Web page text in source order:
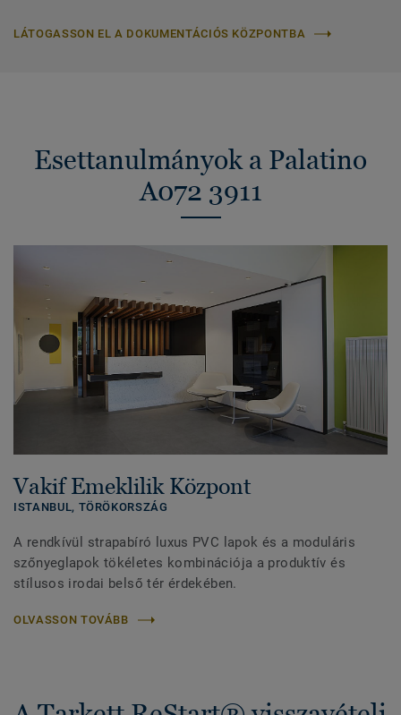
LÁTOGASSON EL A DOKUMENTÁCIÓS KÖZPONTBA
Esettanulmányok a Palatino
A072 3911
Vakif Emeklilik Központ
ISTANBUL, TÖRÖKORSZÁG
A rendkívül strapabíró luxus PVC lapok és a moduláris
szőnyeglapok tökéletes kombinációja a produktív és
stílusos irodai belső tér érdekében.
OLVASSON TOVÁBB